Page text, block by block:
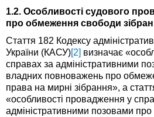
1.2. Особливості судового
про обмеження свободи
Стаття 182 Кодексу
України (КАСУ) [2] визначає
справах за адміністративними
владних повноважень про
права на мирні зібрання», а
«особливості провадження у
адміністративними позовами